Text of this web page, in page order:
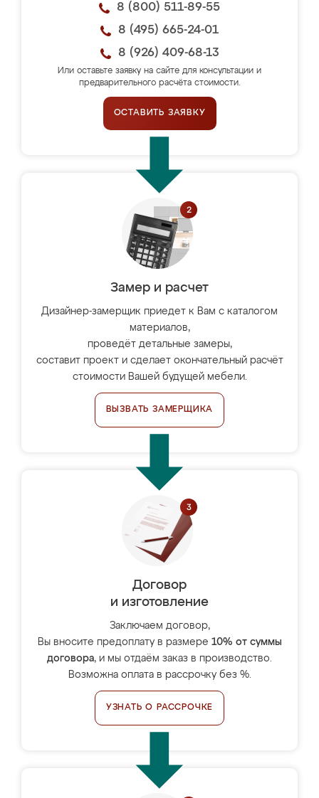
8 (800) 511-89-55
8 (495) 665-24-01
8 (926) 409-68-13
Или оставьте заявку на сайте для консультации и
предварительного расчёта стоимости.
ОСТАВИТЬ ЗАЯВКУ
Замер и расчет
Дизайнер-замерщик приедет к Вам с каталогом
материалов,
проведёт детальные замеры,
составит проект и сделает окончательный расчёт
стоимости Вашей будущей мебели.
ВЫЗВАТЬ ЗАМЕРЩИКА
Договор
и изготовление
Заключаем договор,
Вы вносите предоплату в размере 10% от суммы
договора, и мы отдаём заказ в производство.
Возможна оплата в рассрочку без %.
УЗНАТЬ О РАССРОЧКЕ